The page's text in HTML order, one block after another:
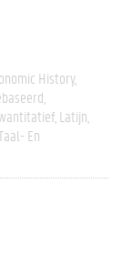
History
Latijn
En